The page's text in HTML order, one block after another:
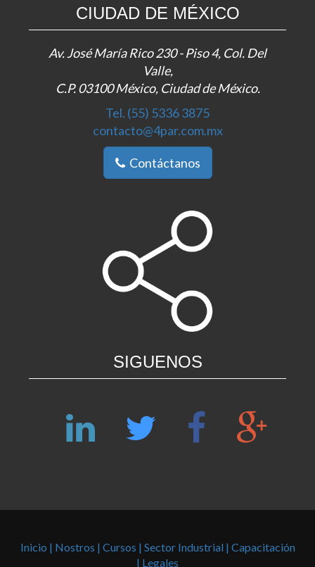
CIUDAD DE MÉXICO
Av. José María Rico 230 - Piso 4, Col. Del
Valle,
C.P. 03100 México, Ciudad de México.
Tel. (55) 5336 3875
contacto@4par.com.mx
Contáctanos
SIGUENOS
Inicio | Nostros | Cursos | Sector Industrial | Capacitación
| Legales